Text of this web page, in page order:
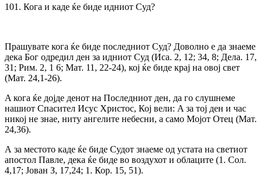
101. Кога и каде ќе биде идниот Суд?
Прашувате кога ќе биде последниот Суд? Доволно е да знаеме
дека Бог одредил ден за идниот Суд (Иса. 2, 12; 34, 8; Дела. 17,
31; Рим. 2, 1 6; Мат. 11, 22-24), кој ќе биде крај на овој свет
(Мат. 24,1-26).
A кога ќе дојде денот на Последниот ден, да го слушнеме
нашиот Спасител Исус Христос, Кој вели: A за тој ден и час
никој не знае, ниту ангелите небесни, а само Мојот Отец (Мат.
24,36).
А за местото каде ќе биде Судот знаеме од устата на светиот
апостол Павле, дека ќе биде во воздухот и облаците (1. Сол.
4,17; Јован З, 17,24; 1. Кор. 15, 51).